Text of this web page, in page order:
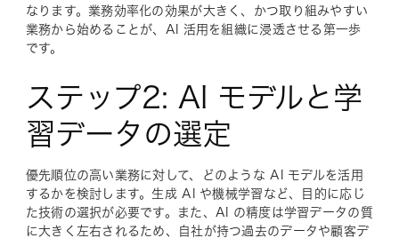
なります。業務効率化の効果が大きく、かつ取り組みやすい
業務から始めることが、AI 活用を組織に浸透させる第一歩
です。
ステップ2: AI モデルと学
習データの選定
優先順位の高い業務に対して、どのような AI モデルを活用
するかを検討します。生成 AI や機械学習など、目的に応じ
た技術の選択が必要です。また、AI の精度は学習データの質
に大きく左右されるため、自社が持つ過去のデータや顧客デ